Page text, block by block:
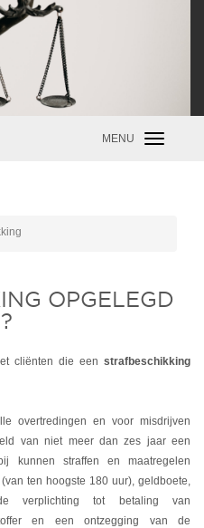
Toggle
MENU
OPGELEGD
cliënten die een strafbeschikking
overtredingen en voor misdrijven
van niet meer dan zes jaar een
kunnen straffen en maatregelen
ten hoogste 180 uur), geldboete,
verplichting tot betaling van
en een ontzegging van de